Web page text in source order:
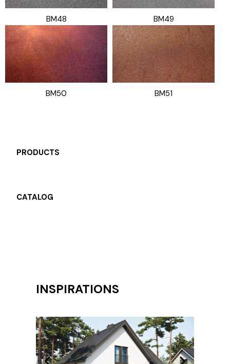
BM48 BM49
BM50 BM51
PRODUCTS
CATALOG
INSPIRATIONS